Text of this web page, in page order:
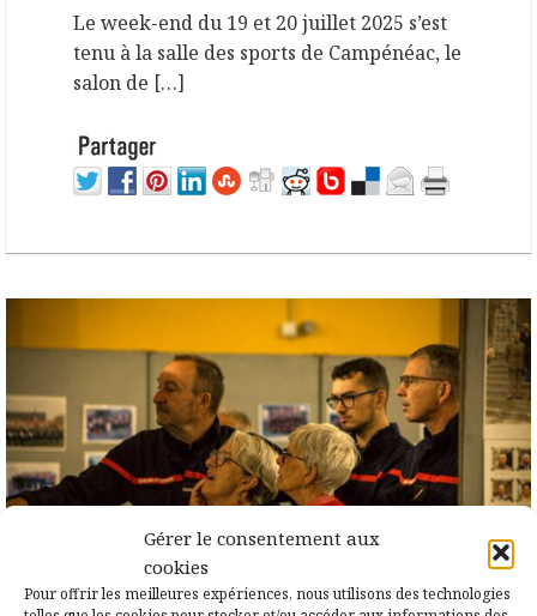
Gérer le consentement aux
cookies
Pour offrir les meilleures expériences, nous utilisons des technologies
Le week-end du 19 et 20 juillet 2025 s’est
tenu à la salle des sports de Campénéac, le
salon de […]